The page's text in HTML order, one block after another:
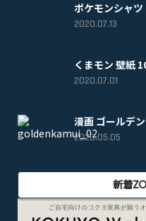
ポケモンシャ
2020.07.13
くまモン 壁紙
2020.07.01
漫画 ゴールデ
2020.05.05
新着